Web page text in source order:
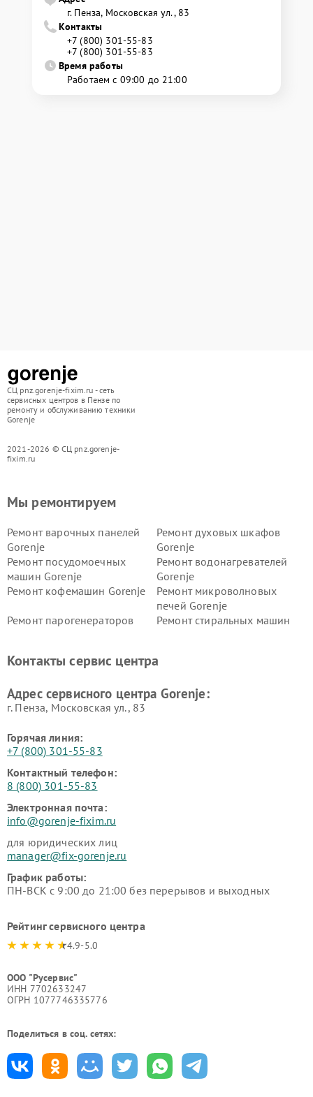
г. Пенза, Московская ул., 83
Контакты
+7 (800) 301-55-83
+7 (800) 301-55-83
Время работы
Работаем с 09:00 до 21:00
СЦ pnz.gorenje-fixim.ru - сеть
сервисных центров в Пензе по
ремонту и обслуживанию техники
Gorenje
2021-2026 © СЦ pnz.gorenje-
fixim.ru
Мы ремонтируем
Ремонт варочных панелей
Gorenje
Ремонт духовых шкафов
Gorenje
Ремонт посудомоечных
машин Gorenje
Ремонт водонагревателей
Gorenje
Ремонт кофемашин Gorenje
Ремонт микроволновых
печей Gorenje
Ремонт парогенераторов
Ремонт стиральных машин
Контакты сервис центра
Адрес сервисного центра Gorenje:
г. Пенза, Московская ул., 83
Горячая линия:
+7 (800) 301-55-83
Контактный телефон:
8 (800) 301-55-83
Электронная почта:
info@gorenje-fixim.ru
для юридических лиц
manager@fix-gorenje.ru
График работы:
ПН-ВСК с 9:00 до 21:00 без перерывов и выходных
Рейтинг сервисного центра
4.9-5.0
ООО "Русервис"
ИНН 7702633247
ОГРН 1077746335776
Поделиться в соц. сетях: